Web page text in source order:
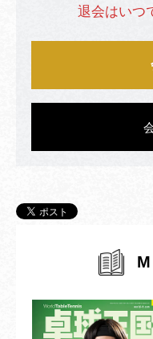
退会はいつ